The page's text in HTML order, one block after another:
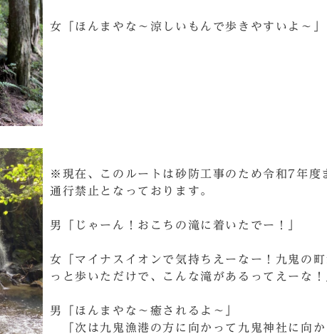
女「ほんまやな～涼しいもんで歩きやすいよ～」
※現在、このルートは砂防工事のため令和7年度
通行禁止となっております。
男「じゃーん！おこちの滝に着いたでー！」
女「マイナスイオンで気持ちえーなー！九鬼の
っと歩いただけで、こんな滝があるってえーな
男「ほんまやな～癒されるよ～」
「次は九鬼漁港の方に向かって九鬼神社に向